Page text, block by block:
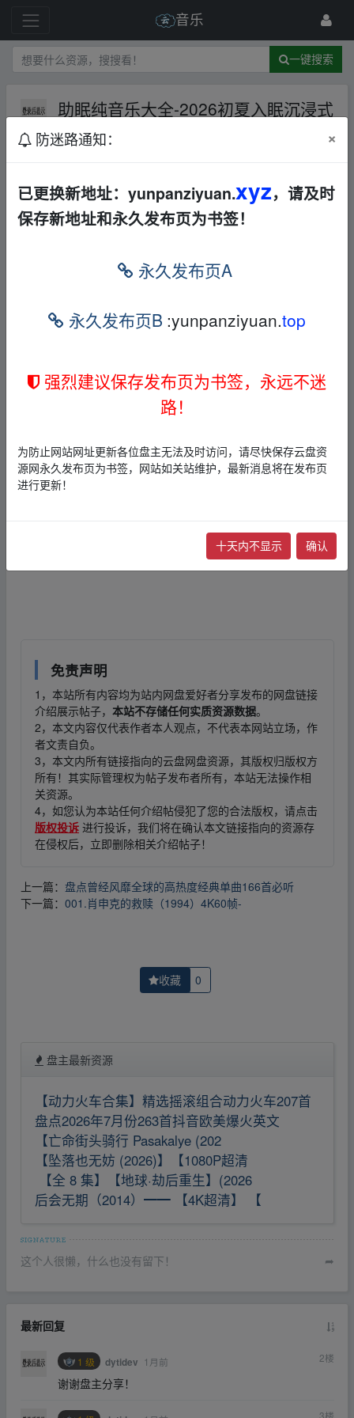
音乐
一键搜索
助眠纯音乐大全-2026初夏入眠沉浸式
治愈系轻音乐精选推荐[MP3+2.25G
B]
夸克网盘
助眠纯音乐大全-2026初夏入眠沉浸式治愈系
n、pan▂zi▂yu an.xy﹏z
初夏入眠沉浸式治愈系轻音乐精选推荐 [MP3
+2.25GB]FsFSIGAFPm_M.rar」，点击
放视频，畅享原画5倍速，支持电视投屏。
链接：
▪fr om w▁ww.y_un、pan▂zi▂yu an.xy﹏z
免责声明
1，本站所有内容均为站内网盘爱好者分享发布的网盘链接
介绍展示帖子， 本站不存储任何实质资源数据。
2，本文内容仅代表作者本人观点，不代表本网站立场，作
者文责自负。
3，本文内所有链接指向的云盘网盘资源，其版权归版权方
所有！其实际管理权为帖子发布者所有，本站无法操作相
关资源。
4，如您认为本站任何介绍帖侵犯了您的合法版权，请点击
版权投诉 进行投诉，我们将在确认本文链接指向的资源存
在侵权后，立即删除相关介绍帖子！
上一篇： 盘点曾经风靡全球的高热度经典单曲166首必听
下一篇： 001.肖申克的救赎（1994）4K60帧-
收藏 0
盘主最新资源
【动力火车合集】精选摇滚组合动力火车207首
盘点2026年7月份263首抖音欧美爆火英文
【亡命街头骑行 Pasakalye (202
【坠落也无妨 (2026)】【1080P超清
【全 8 集】【地球·劫后重生】(2026
后会无期（2014）━━ 【4K超清】 【
这个人很懒，什么也没有留下！ ➦
最新回复
1 级 dytidev 1月前 2楼
谢谢盘主分享！
3楼
防迷路通知： ×
已更换新地址：yunpanziyuan.xyz，请及时
保存新地址和永久发布页为书签！
永久发布页A
永久发布页B :yunpanziyuan.top
强烈建议保存发布页为书签，永远不迷
路！
为防止网站网址更新各位盘主无法及时访问，请尽快保存云盘资
源网永久发布页为书签，网站如关站维护，最新消息将在发布页
进行更新！
十天内不显示 确认